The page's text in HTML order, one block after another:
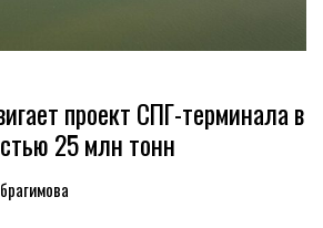
проект СПГ-терминала в
25 млн тонн